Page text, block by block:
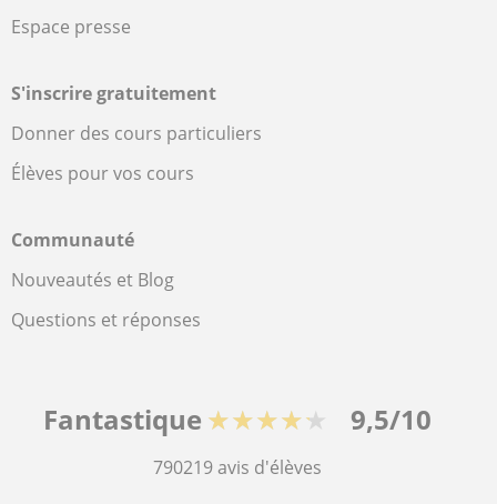
Espace presse
S'inscrire gratuitement
Donner des cours particuliers
Élèves pour vos cours
Communauté
Nouveautés et Blog
Questions et réponses
Fantastique ★★★★★ 9,5/10
790219avis d'élèves